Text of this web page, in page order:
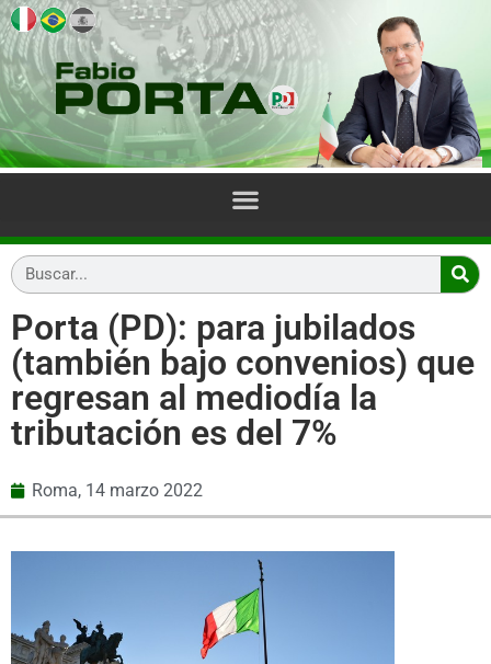
Porta (PD): para jubilados
(también bajo convenios) que
regresan al mediodía la
tributación es del 7%
Roma, 14 marzo 2022